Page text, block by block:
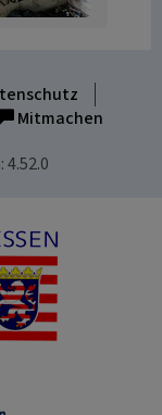
Mitmachen
4.52.0